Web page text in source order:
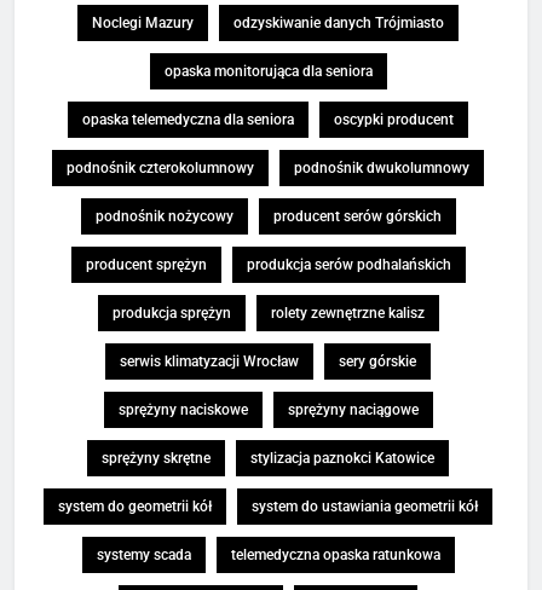
Noclegi Mazury odzyskiwanie danych Trójmiasto
opaska monitorująca dla seniora
opaska telemedyczna dla seniora oscypki producent
podnośnik czterokolumnowy podnośnik dwukolumnowy
podnośnik nożycowy producent serów górskich
producent sprężyn produkcja serów podhalańskich
produkcja sprężyn rolety zewnętrzne kalisz
serwis klimatyzacji Wrocław sery górskie
sprężyny naciskowe sprężyny naciągowe
sprężyny skrętne stylizacja paznokci Katowice
system do geometrii kół system do ustawiania geometrii kół
systemy scada telemedyczna opaska ratunkowa